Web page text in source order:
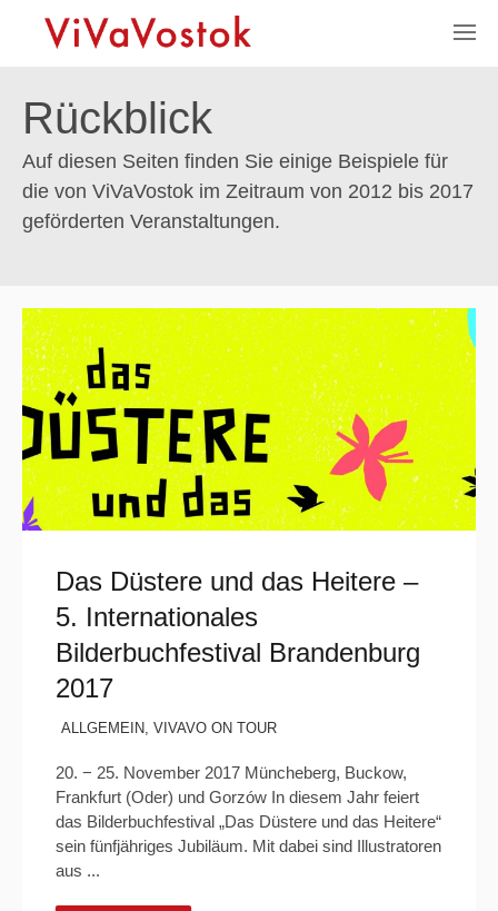
Rückblick
Auf diesen Seiten finden Sie einige Beispiele für
die von ViVaVostok im Zeitraum von 2012 bis 2017
geförderten Veranstaltungen.
Das Düstere und das Heitere –
5. Internationales
Bilderbuchfestival Brandenburg
2017
ALLGEMEIN, VIVAVO ON TOUR
20. − 25. November 2017 Müncheberg, Buckow,
Frankfurt (Oder) und Gorzów In diesem Jahr feiert
das Bilderbuchfestival „Das Düstere und das Heitere“
sein fünfjähriges Jubiläum. Mit dabei sind Illustratoren
aus ...